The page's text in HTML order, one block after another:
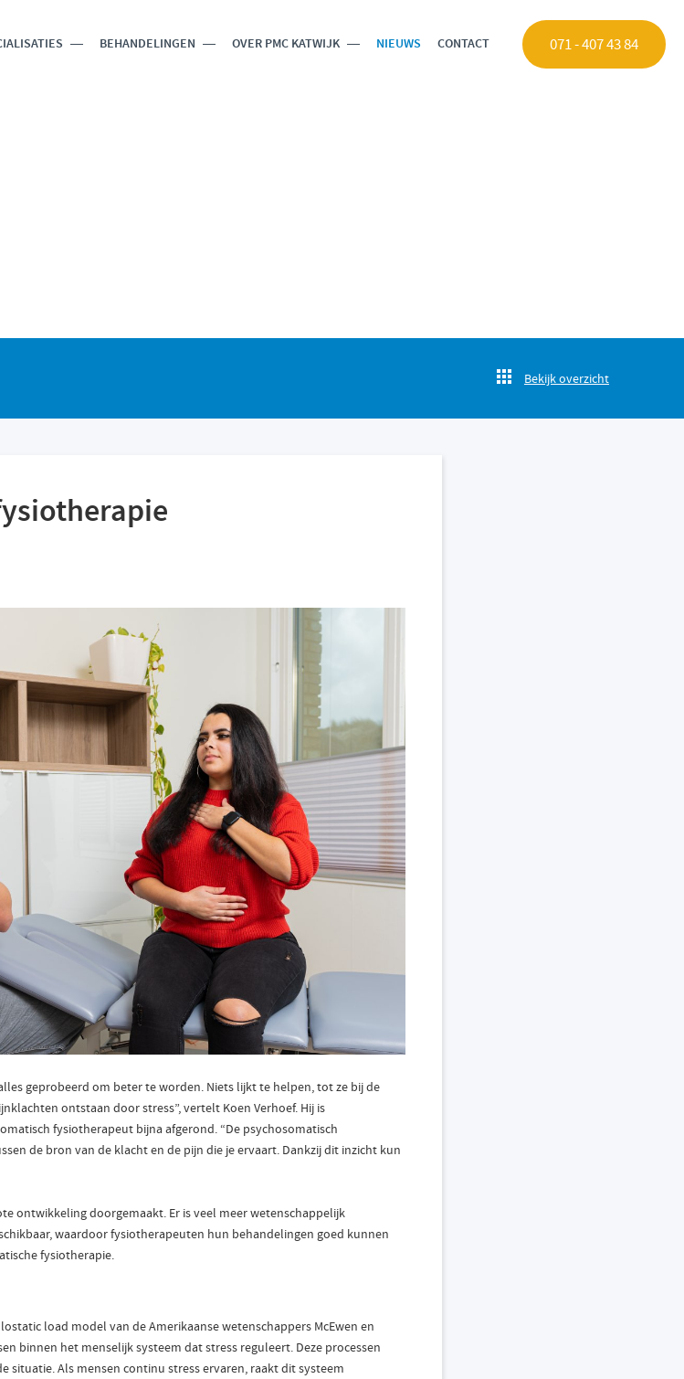
BEHANDELINGEN OVER PMC KATWIJK NIEUWS CONTACT 071 - 407 43 84
Bekijk overzicht
geprobeerd om beter te worden. Niets lijkt te helpen, tot ze bij de
ontstaan door stress”, vertelt Koen Verhoef. Hij is
fysiotherapeut bijna afgerond. “De psychosomatisch
de bron van de klacht en de pijn die je ervaart. Dankzij dit inzicht kun
ontwikkeling doorgemaakt. Er is veel meer wetenschappelijk
waardoor fysiotherapeuten hun behandelingen goed kunnen
fysiotherapie.
load model van de Amerikaanse wetenschappers McEwen en
binnen het menselijk systeem dat stress reguleert. Deze processen
situatie. Als mensen continu stress ervaren, raakt dit systeem